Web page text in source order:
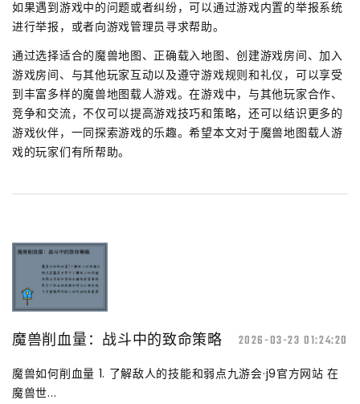
如果遇到游戏中的问题或者纠纷，可以通过游戏内置的举报系统
进行举报，或者向游戏管理员寻求帮助。
通过选择适合的魔兽地图、正确载入地图、创建游戏房间、加入
游戏房间、与其他玩家互动以及遵守游戏规则和礼仪，可以享受
到丰富多样的魔兽地图载人游戏。在游戏中，与其他玩家合作、
竞争和交流，不仅可以提高游戏技巧和策略，还可以结识更多的
游戏伙伴，一同探索游戏的乐趣。希望本文对于魔兽地图载人游
戏的玩家们有所帮助。
魔兽削血量：战斗中的致命策略 2026-03-23 01:24:20
魔兽如何削血量 1. 了解敌人的技能和弱点九游会·j9官方网站 在
魔兽世...